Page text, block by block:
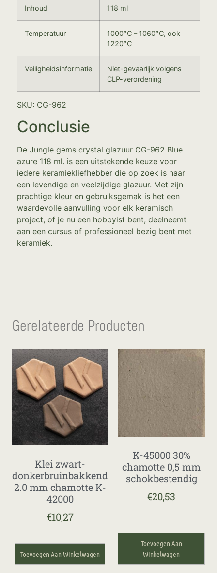
Inhoud 118 ml
Temperatuur
1000°C – 1060°C, ook
1220°C
Veiligheidsinformatie
Niet-gevaarlijk volgens
CLP-verordening
SKU: CG-962
Conclusie
De Jungle gems crystal glazuur CG-962 Blue
azure 118 ml. is een uitstekende keuze voor
iedere keramiekliefhebber die op zoek is naar
een levendige en veelzijdige glazuur. Met zijn
prachtige kleur en gebruiksgemak is het een
waardevolle aanvulling voor elk keramisch
project, of je nu een hobbyist bent, deelneemt
aan een cursus of professioneel bezig bent met
keramiek.
Gerelateerde Producten
Klei zwart-
donkerbruinbakkend
2.0 mm chamotte K-
42000
€10,27
Toevoegen Aan Winkelwagen
K-45000 30%
chamotte 0,5 mm
schokbestendig
€20,53
Toevoegen Aan
Winkelwagen